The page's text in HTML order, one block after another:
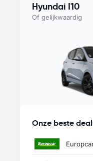
Hyundai I10
Of gelijkwaardig
Onze beste